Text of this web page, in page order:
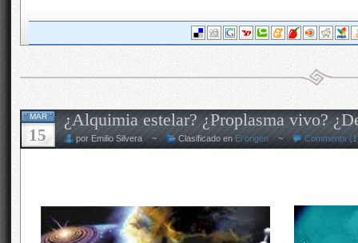
MAR
15
¿Alquimia estelar? ¿Proplasma vivo?
por Emilio Silvera ~ Clasificado en El origen~ Comments